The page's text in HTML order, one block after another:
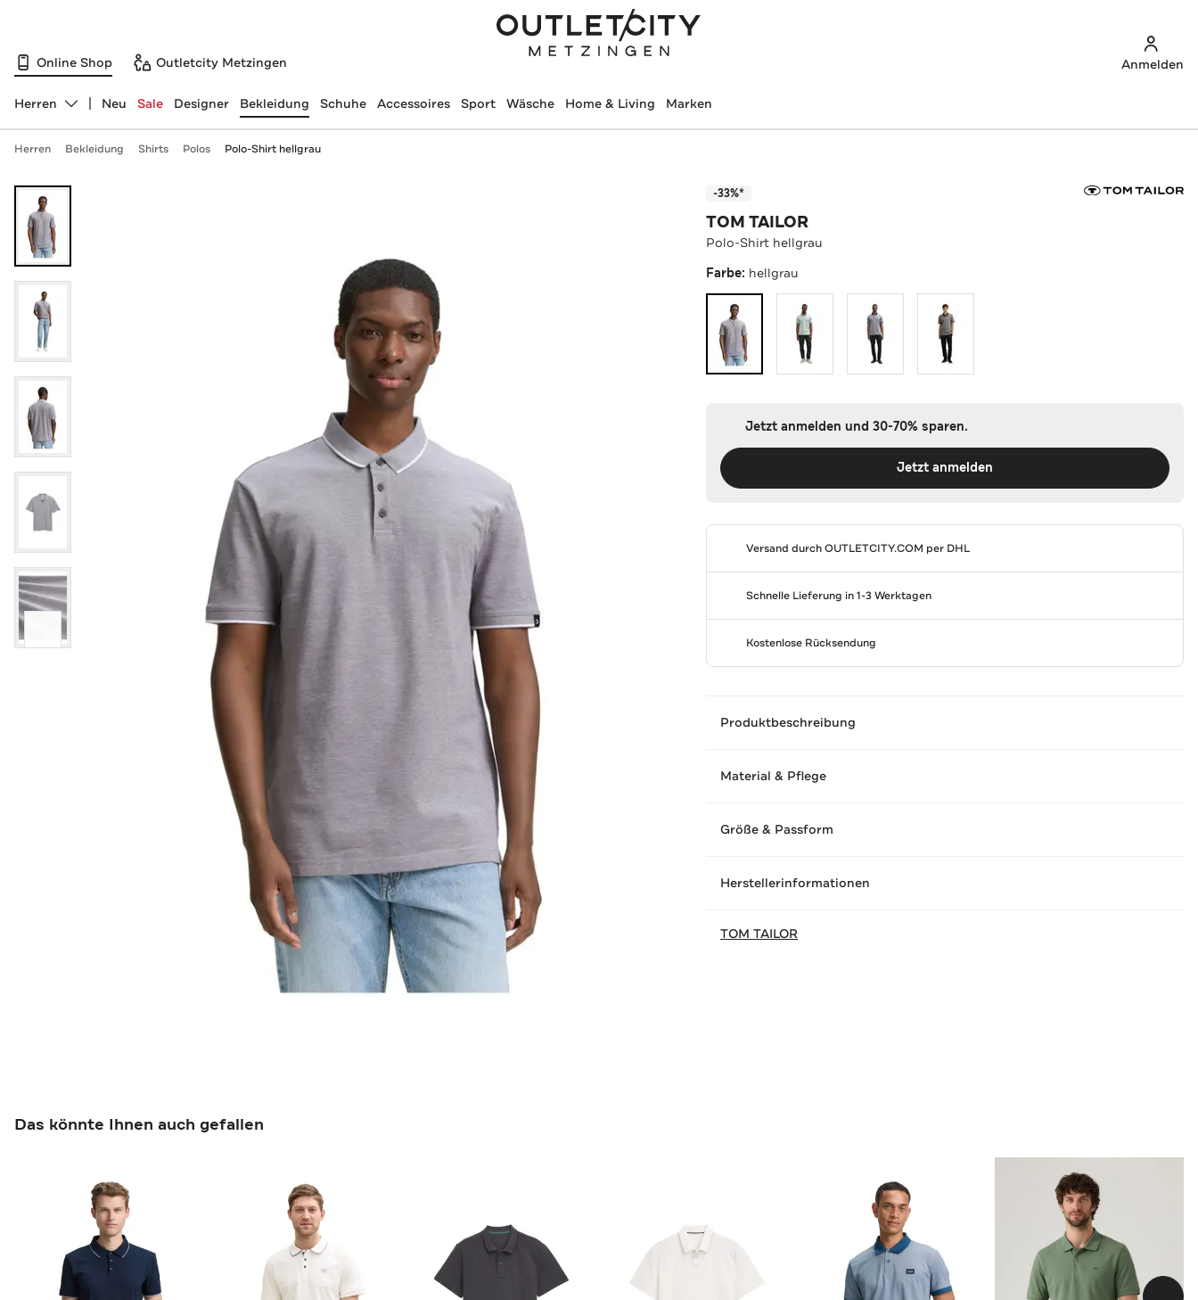
Online Shop Outletcity Metzingen Anmelden
Abteilung ändern, ausgewählt:
Herren Neu Sale Designer Bekleidung Schuhe Accessoires Sport Wäsche Home & Living Marken
Herren Bekleidung Shirts Polos Polo-Shirt hellgrau
-33%*
TOM TAILOR
Polo-Shirt hellgrau
Farbe: hellgrau
Jetzt anmelden und 30-70% sparen.
Jetzt anmelden
Versand durchOUTLETCITY.COM per DHL
Schnelle Lieferung in 1-3 Werktagen
Kostenlose Rücksendung
Produktbeschreibung
Material & Pflege
Größe & Passform
Herstellerinformationen
TOM TAILOR
Das könnte Ihnen auch gefallen